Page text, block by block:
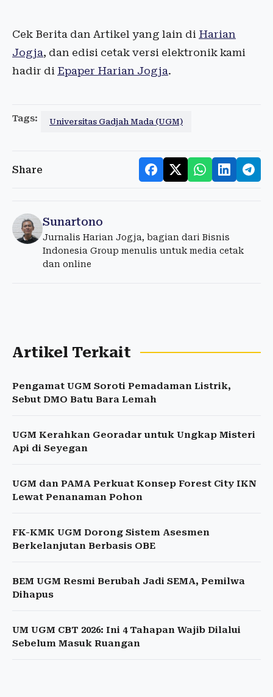
Cek Berita dan Artikel yang lain di Harian
Jogja, dan edisi cetak versi elektronik kami
hadir di Epaper Harian Jogja.
Tags: Universitas Gadjah Mada (UGM)
Share
Sunartono
Jurnalis Harian Jogja, bagian dari Bisnis
Indonesia Group menulis untuk media cetak
dan online
Artikel Terkait
Pengamat UGM Soroti Pemadaman Listrik,
Sebut DMO Batu Bara Lemah
UGM Kerahkan Georadar untuk Ungkap Misteri
Api di Seyegan
UGM dan PAMA Perkuat Konsep Forest City IKN
Lewat Penanaman Pohon
FK-KMK UGM Dorong Sistem Asesmen
Berkelanjutan Berbasis OBE
BEM UGM Resmi Berubah Jadi SEMA, Pemilwa
Dihapus
UM UGM CBT 2026: Ini 4 Tahapan Wajib Dilalui
Sebelum Masuk Ruangan